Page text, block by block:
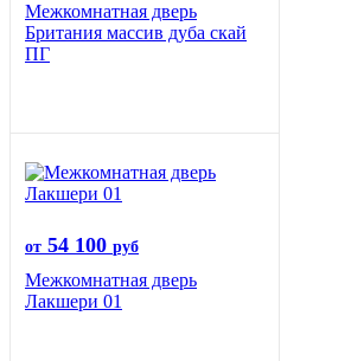
Межкомнатная дверь
Британия массив дуба скай
ПГ
от 54 100 руб
Межкомнатная дверь
Лакшери 01